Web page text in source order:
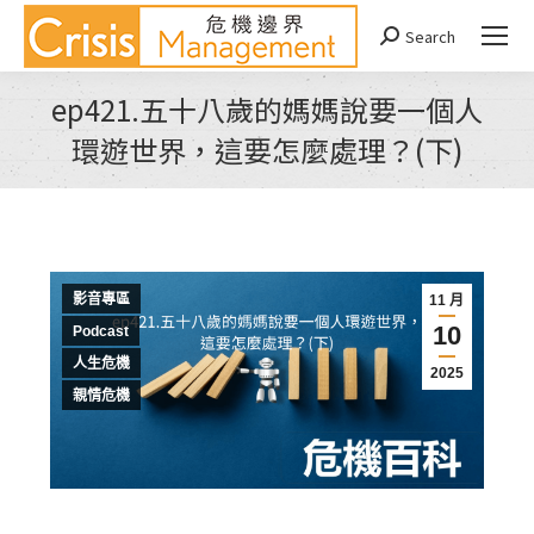
Search:
Search
ep421.五十八歲的媽媽說要一個人
環遊世界，這要怎麼處理？(下)
You are here:
11 月
10
2025
影音專區
Podcast
人生危機
親情危機